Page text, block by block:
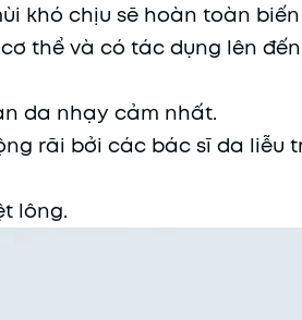
khó chịu sẽ hoàn toàn
thể và có tác dụng lên
da nhạy cảm nhất.
rãi bởi các bác sĩ da liễu
lông.